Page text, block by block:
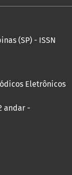
(SP) - ISSN
Eletrônicos
andar -